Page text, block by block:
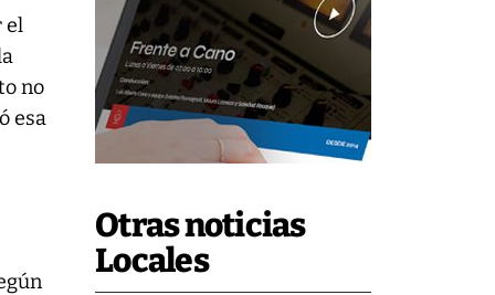
Otras noticias
Locales
el
no
esa